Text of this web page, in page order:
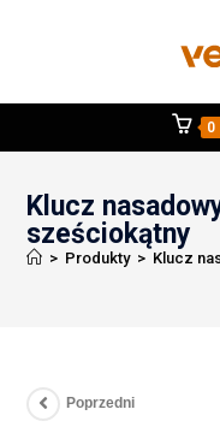
0
Klucz
sześciokątny
> Produkty > Klucz
Poprzedni